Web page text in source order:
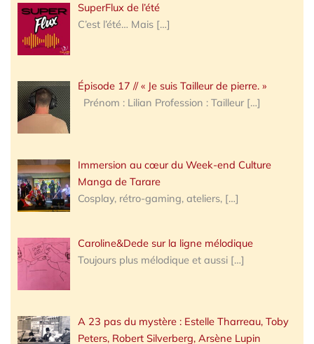
SuperFlux de l’été
C’est l’été… Mais […]
Épisode 17 // « Je suis Tailleur de pierre. »
Prénom : Lilian Profession : Tailleur […]
Immersion au cœur du Week-end Culture
Manga de Tarare
Cosplay, rétro-gaming, ateliers, […]
Caroline&Dede sur la ligne mélodique
Toujours plus mélodique et aussi […]
A 23 pas du mystère : Estelle Tharreau, Toby
Peters, Robert Silverberg, Arsène Lupin